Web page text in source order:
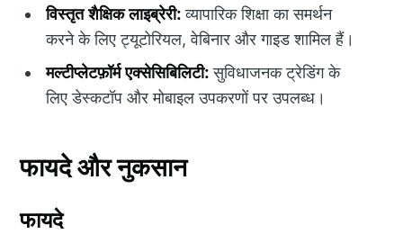
विस्तृत शैक्षिक लाइब्रेरी:व्यापारिक शिक्षा का समर्थन
करने के लिए ट्यूटोरियल, वेबिनार और गाइड शामिल हैं।
मल्टीप्लेटफ़ॉर्म एक्सेसिबिलिटी:सुविधाजनक ट्रेडिंग के
लिए डेस्कटॉप और मोबाइल उपकरणों पर उपलब्ध।
फायदे और नुकसान
फायदे